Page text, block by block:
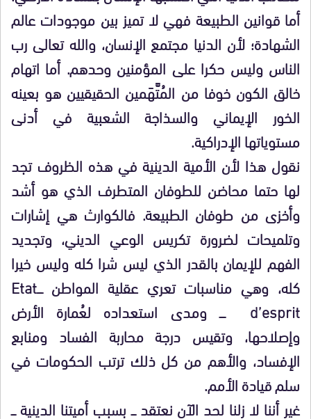
أما قوانين الطبيعة فهي لا تميز بين موجودات عالم
الشهادة؛ لأن الدنيا مجتمع الإنسان، والله تعالى رب
الناس وليس حكرا على المؤمنين وحدهم. أما اتهام
خالق الكون خوفا من المُتَّهَمين الحقيقيين هو بعينه
الخور الإيماني والسذاجة الشعبية في أدنى
مستوياتها الإدراكية.
نقول هذا لأن الأمية الدينية في هذه الظروف تجد
لها حتما محاضن للطوفان المتطرف الذي هو أشد
وأخزى من طوفان الطبيعة. فالكوارث هي إشارات
وتلميحات لضرورة تكريس الوعي الديني، وتجديد
الفهم للإيمان بالقدر الذي ليس شرا كله وليس خيرا
كله، وهي مناسبات تعري عقلية المواطن ــــEtat
d’esprit ــــ ومدى استعداده لعُمارة الأرض
وإصلاحها، وتقيس درجة محاربة الفساد ومنابع
الإفساد، والأهم من كل ذلك ترتب الحكومات في
سلم قيادة الأمم.
غير أننا لا زلنا لحد الآن نعتقد ـــ بسبب أميتنا الدينية ـــ